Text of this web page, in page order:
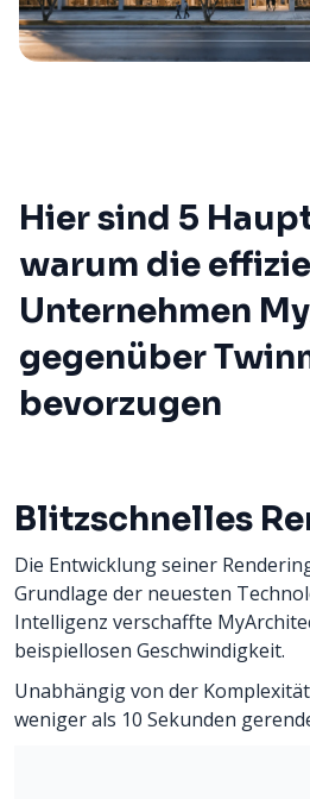
Hier sind 5
warum die
Unternehmen
gegenüber
bevorzugen
Blitzschnelles
Die Entwicklung seiner
Grundlage der neuesten
Intelligenz verschaffte
beispiellosen Geschwindigkeit.
Unabhängig von der
weniger als 10 Sekunden